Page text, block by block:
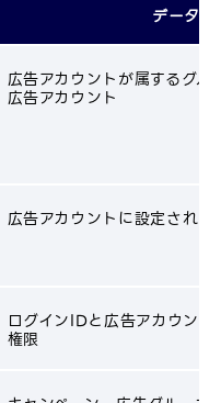
データ内
広告アカウントが属するグル
広告アカウント
広告アカウントに設定され
ログインIDと広告アカウン
権限